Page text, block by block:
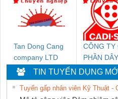
NAM
Tan Dong Cang
company LTD
CÔNG TY
PHẦN
CÁP ĐIỆN
THƯỢNG
TIN TUYỂN DỤNG MỚI
Tuyển gấp nhân viên Kỹ Thuật -